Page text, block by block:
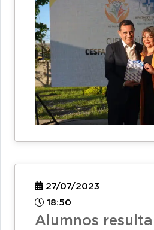
27/07/2023
18:50
Alumnos